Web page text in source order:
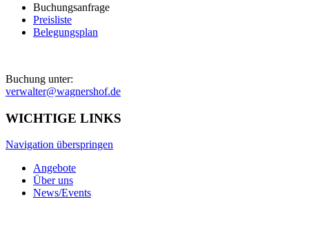
Buchungsanfrage
Preisliste
Belegungsplan
Buchung unter:
verwalter@wagnershof.de
WICHTIGE LINKS
Navigation überspringen
Angebote
Über uns
News/Events